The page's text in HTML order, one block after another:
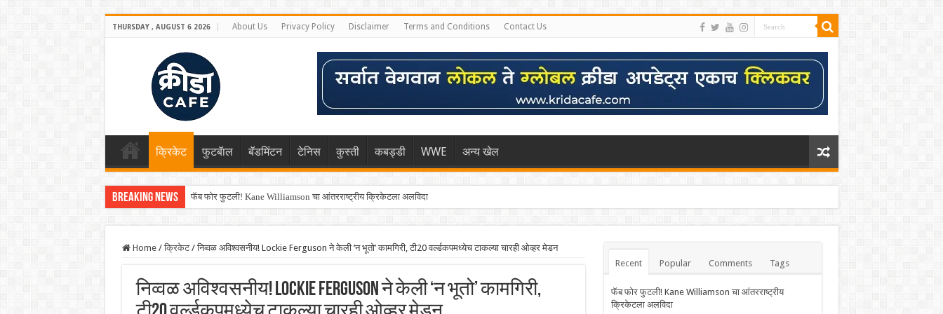
THURSDAY , AUGUST 6 2026 About Us Privacy Policy Disclaimer Terms and Conditions Contact Us
क्रिकेट फुटबॅाल बॅडमिंटन टेनिस कुस्ती कबड्डी WWE अन्य खेल
Breaking News फॅब फोर फुटली! Kane Williamson चा आंतरराष्ट्रीय क्रिकेटला अलविदा
Shreyas Iyer कॅप्टन झाला! टी20 ची पुन्हा मुंबईकराच्या खांद्यावर, एशियन गेम्स…
Home / क्रिकेट / निव्वळ अविश्वसनीय! Lockie Ferguson ने केली ‘न भूतो’ कामगिरी, टी20 वर्ल्डकपमध्येच टाकल्या चारही ओव्हर मेडन
निव्वळ अविश्वसनीय! Lockie Ferguson ने केली ‘न भूतो’ कामगिरी,
Recent Popular Comments Tags
फॅब फोर फुटली! Kane Williamson चा आंतरराष्ट्रीय
क्रिकेटला अलविदा